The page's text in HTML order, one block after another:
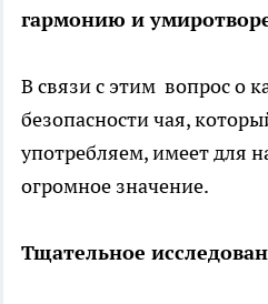
гармонию и
В связи с этим вопрос о
безопасности чая,
употребляем, имеет для
огромное значение.
Тщательное